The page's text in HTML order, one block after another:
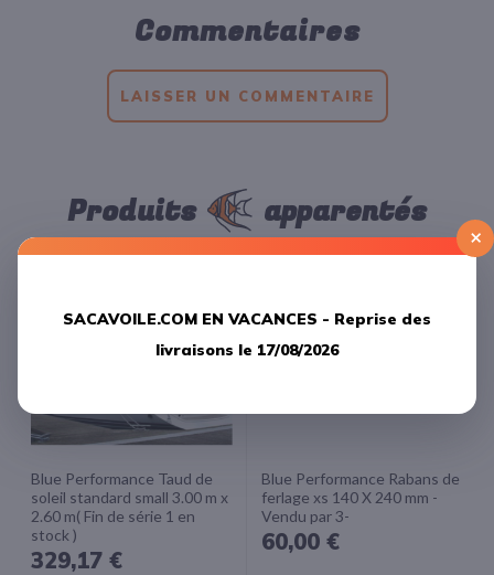
Commentaires
LAISSER UN COMMENTAIRE
Produits apparentés
Blue Performance Taud de
soleil standard small 3.00 m x
2.60 m( Fin de série 1 en
stock )
329,17 €
Blue Performance Rabans de
ferlage xs 140 X 240 mm -
Vendu par 3-
60,00 €
×
SACAVOILE.COM EN VACANCES - Reprise des
livraisons le 17/08/2026